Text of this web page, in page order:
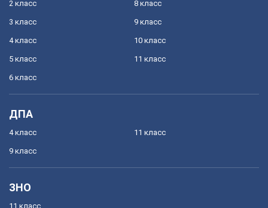
2 класс
3 класс
4 класс
5 класс
6 класс
8 класс
9 класс
10 класс
11 класс
ДПА
4 класс
9 класс
11 класс
ЗНО
11 класс